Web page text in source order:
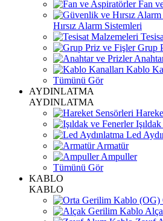
Fan
Hırsız Alarm Sistemleri
Grup
Kablo
Tümünü Gör
AYDINLATMA
AYDINLATMA
Işıldak
Led
Armatür
Ampuller
Tümünü Gör
KABLO
KABLO